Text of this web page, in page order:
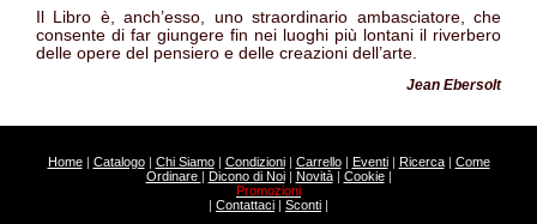
Il Libro è, anch’esso, uno straordinario ambasciatore, che
consente di far giungere fin nei luoghi più lontani il riverbero
delle opere del pensiero e delle creazioni dell’arte.
Jean Ebersolt
Home| Catalogo| Chi Siamo| Condizioni| Carrello| Eventi| Ricerca| Come
Ordinare | Dicono di Noi| Novità| Cookie|
Promozioni
| Contattaci | Sconti |